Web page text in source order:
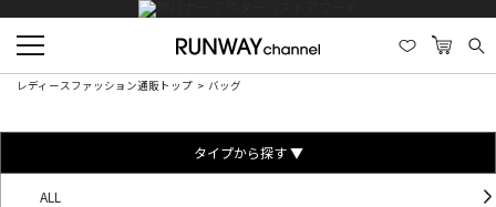
レディースファッション通販トップ バッグ
タイプから探す ▼
ALL